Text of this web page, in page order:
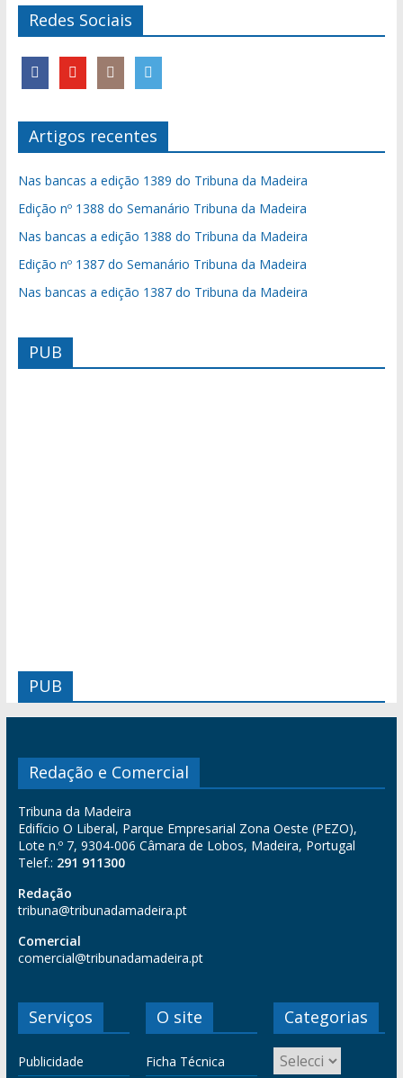
Redes Sociais
Artigos recentes
Nas bancas a edição 1389 do Tribuna da Madeira
Edição nº 1388 do Semanário Tribuna da Madeira
Nas bancas a edição 1388 do Tribuna da Madeira
Edição nº 1387 do Semanário Tribuna da Madeira
Nas bancas a edição 1387 do Tribuna da Madeira
PUB
PUB
Redação e Comercial
Tribuna da Madeira
Edifício O Liberal, Parque Empresarial Zona Oeste (PEZO),
Lote n.º 7, 9304-006 Câmara de Lobos, Madeira, Portugal
Telef.: 291 911300
Redação
tribuna@tribunadamadeira.pt
Comercial
comercial@tribunadamadeira.pt
Serviços
Publicidade
O site
Ficha Técnica
Categorias